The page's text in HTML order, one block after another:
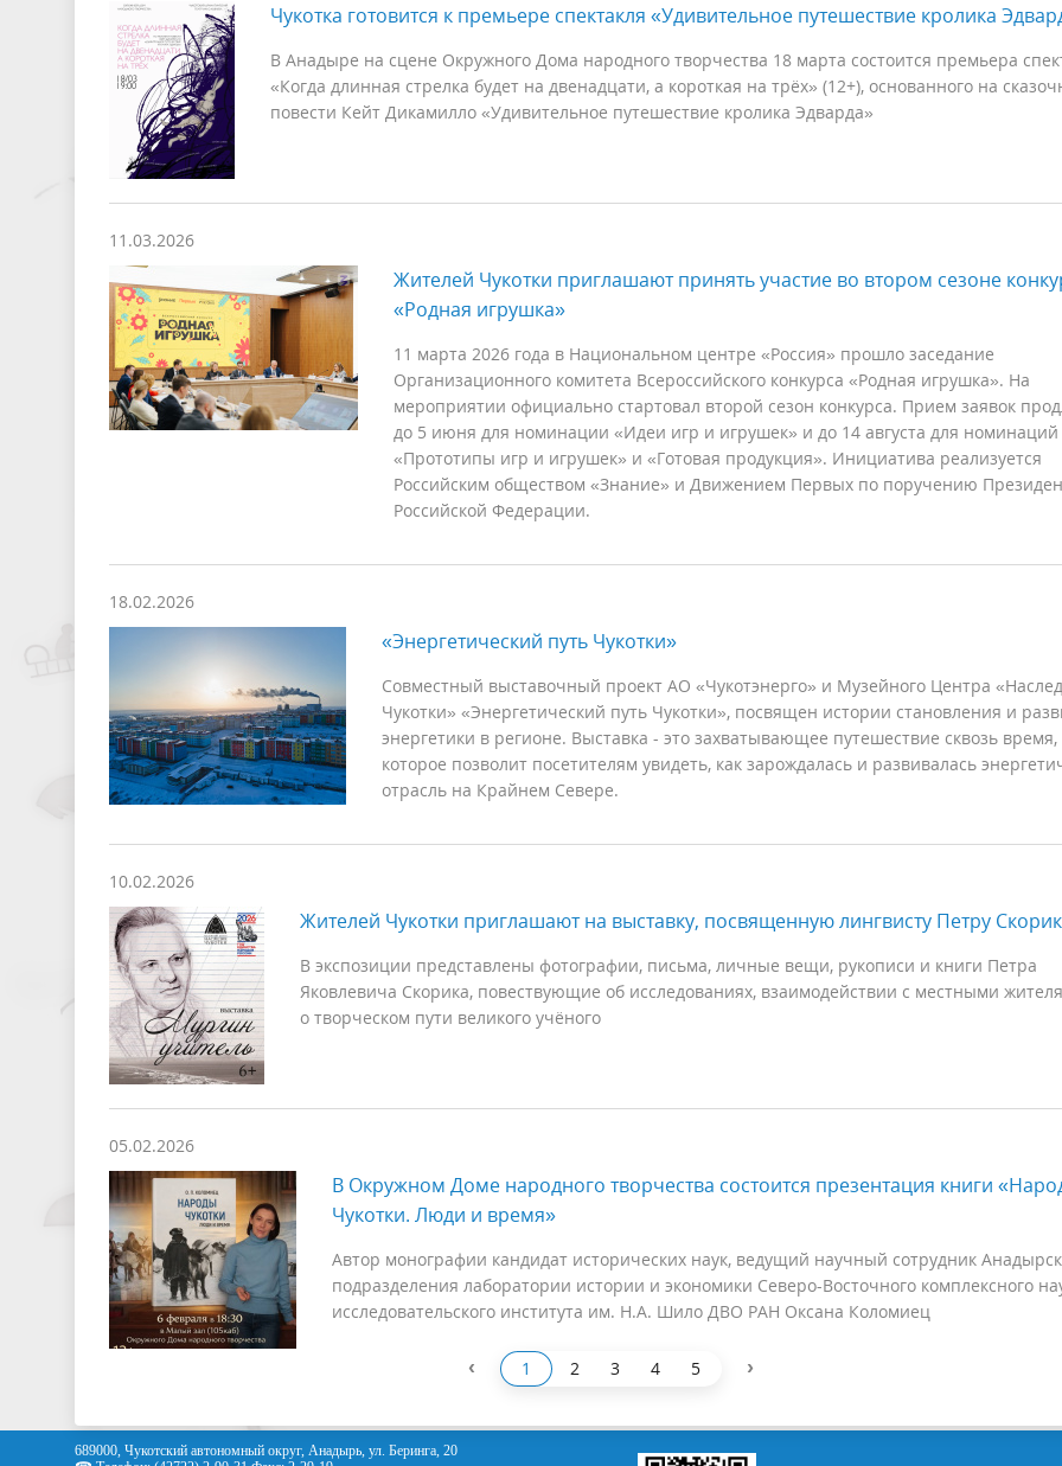
Чукотка готовится к премьере спектакля «Удивительное путешествие кролика
В Анадыре на сцене Окружного Дома народного творчества 18 марта состоится премьера
«Когда длинная стрелка будет на двенадцати, а короткая на трёх» (12+), основанного на
повести Кейт Дикамилло «Удивительное путешествие кролика Эдварда»
11.03.2026
Жителей Чукотки приглашают принять участие во втором сезоне
«Родная игрушка»
11 марта 2026 года в Национальном центре «Россия» прошло заседание
Организационного комитета Всероссийского конкурса «Родная игрушка». На
мероприятии официально стартовал второй сезон конкурса. Прием заявок
до 5 июня для номинации «Идеи игр и игрушек» и до 14 августа для номинаций
«Прототипы игр и игрушек» и «Готовая продукция». Инициатива реализуется
Российским обществом «Знание» и Движением Первых по поручению
Российской Федерации.
18.02.2026
«Энергетический путь Чукотки»
Совместный выставочный проект АО «Чукотэнерго» и Музейного Центра
Чукотки» «Энергетический путь Чукотки», посвящен истории становления и
энергетики в регионе. Выставка - это захватывающее путешествие сквозь время,
которое позволит посетителям увидеть, как зарождалась и развивалась
отрасль на Крайнем Севере.
10.02.2026
Жителей Чукотки приглашают на выставку, посвященную лингвисту Петру
В экспозиции представлены фотографии, письма, личные вещи, рукописи и книги Петра
Яковлевича Скорика, повествующие об исследованиях, взаимодействии с местными
о творческом пути великого учёного
05.02.2026
В Окружном Доме народного творчества состоится презентация книги
Чукотки. Люди и время»
Автор монографии кандидат исторических наук, ведущий научный сотрудник
подразделения лаборатории истории и экономики Северо-Восточного комплексного
исследовательского института им. Н.А. Шило ДВО РАН Оксана Коломиец
‹ 1 2 3 4 5 ›
689000, Чукотский автономный округ, Анадырь, ул. Беринга, 20